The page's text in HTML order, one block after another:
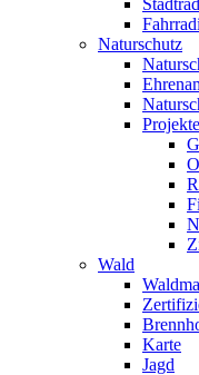
Naturschutz
Projekte
Wald
Karte
Jagd